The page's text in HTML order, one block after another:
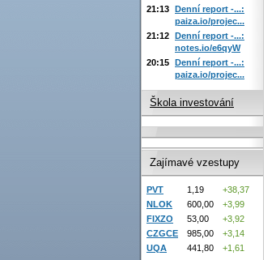
21:13 Denní report -...:
paiza.io/projec...
21:12 Denní report -...:
notes.io/e6qyW
20:15 Denní report -...:
paiza.io/projec...
Škola investování
Zajímavé vzestupy
PVT 1,19
+38,37
NLOK
600,00
+3,99
FIXZO
53,00
+3,92
CZGCE
985,00
+3,14
UQA
441,80 +1,61